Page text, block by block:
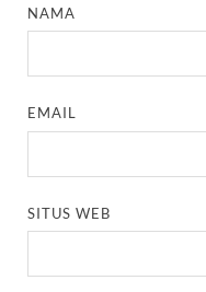
NAMA
EMAIL
SITUS WEB